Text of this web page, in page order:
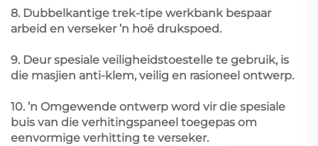
8. Dubbelkantige trek-tipe werkbank bespaar
arbeid en verseker ’n hoë drukspoed.
9. Deur spesiale veiligheidstoestelle te gebruik, is
die masjien anti-klem, veilig en rasioneel ontwerp.
10. ’n Omgewende ontwerp word vir die spesiale
buis van die verhitingspaneel toegepas om
eenvormige verhitting te verseker.